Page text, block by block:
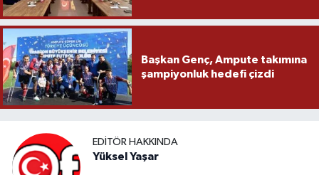
Başkan Genç, Ampute takımına
şampiyonluk hedefi çizdi
EDITÖR HAKKINDA
Yüksel Yaşar